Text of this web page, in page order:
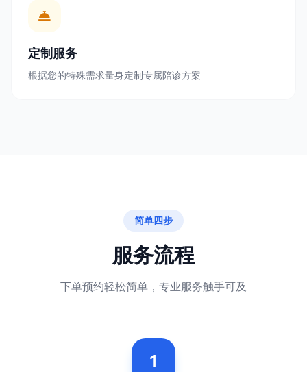
定制服务
根据您的特殊需求量身定制专属陪诊方案
简单四步
服务流程
下单预约轻松简单，专业服务触手可及
1